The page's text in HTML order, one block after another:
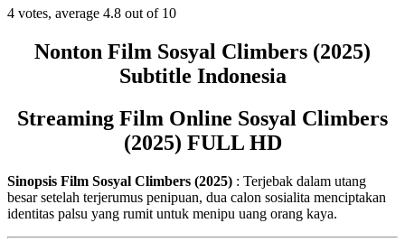
4 votes, average 4.8 out of 10
Nonton Film Sosyal Climbers (2025)
Subtitle Indonesia
Streaming Film Online Sosyal Climbers
(2025) FULL HD
Sinopsis Film Sosyal Climbers (2025) : Terjebak dalam utang
besar setelah terjerumus penipuan, dua calon sosialita menciptakan
identitas palsu yang rumit untuk menipu uang orang kaya.